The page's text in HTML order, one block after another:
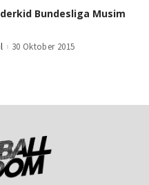
Bundesliga Musim
30 Oktober 2015